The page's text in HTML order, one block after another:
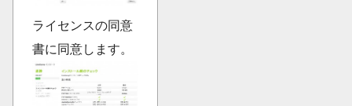
ライセンスの同意
書に同意します。